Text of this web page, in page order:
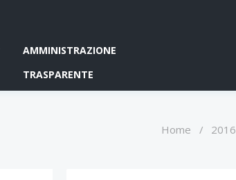
AMMINISTRAZIONE
TRASPARENTE
Home / 2016